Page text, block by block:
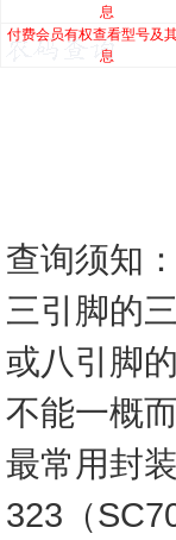
息
付费会员有权查看型号及
息
查询须知：
三引脚的
或八引脚
不能一概
最常用封
323（